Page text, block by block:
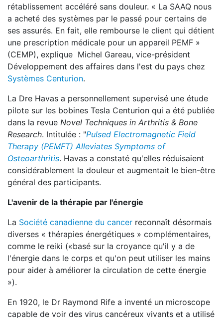
rétablissement accéléré sans douleur. « La SAAQ nous
a acheté des systèmes par le passé pour certains de
ses assurés. En fait, elle rembourse le client qui détient
une prescription médicale pour un appareil PEMF »
(CEMP), explique Michel Gareau, vice-président
Développement des affaires dans l'est du pays chez
Systèmes Centurion.
La Dre Havas a personnellement supervisé une étude
pilote sur les bobines Tesla Centurion qui a été publiée
dans la revue Novel Techniques in Arthritis & Bone
Research. Intitulée : "Pulsed Electromagnetic Field
Therapy (PEMFT) Alleviates Symptoms of
Osteoarthritis. Havas a constaté qu'elles réduisaient
considérablement la douleur et augmentait le bien-être
général des participants.
L'avenir de la thérapie par l'énergie
La Société canadienne du cancer reconnaît désormais
diverses « thérapies énergétiques » complémentaires,
comme le reiki («basé sur la croyance qu'il y a de
l'énergie dans le corps et qu'on peut utiliser les mains
pour aider à améliorer la circulation de cette énergie
»).
En 1920, le Dr Raymond Rife a inventé un microscope
capable de voir des virus cancéreux vivants et a utilisé